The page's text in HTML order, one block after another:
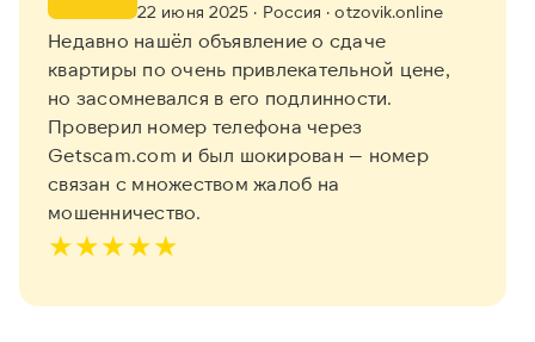
22 июня 2025 · Россия · otzovik.online
Недавно нашёл объявление о сдаче
квартиры по очень привлекательной цене,
но засомневался в его подлинности.
Проверил номер телефона через
Getscam.com и был шокирован — номер
связан с множеством жалоб на
мошенничество.
★★★★★